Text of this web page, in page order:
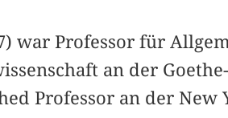
war Professor für
an der
Professor an der New